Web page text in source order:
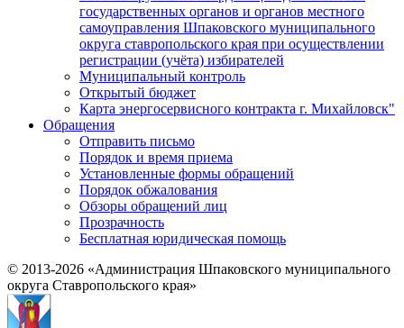
государственных органов и органов местного
самоуправления Шпаковского муниципального
округа ставропольского края при осуществлении
регистрации (учёта) избирателей
Муниципальный контроль
Открытый бюджет
Карта энергосервисного контракта г. Михайловск"
Обращения
Отправить письмо
Порядок и время приема
Установленные формы обращений
Порядок обжалования
Обзоры обращений лиц
Прозрачность
Бесплатная юридическая помощь
© 2013-2026 «Администрация Шпаковского муниципального
округа Ставропольского края»